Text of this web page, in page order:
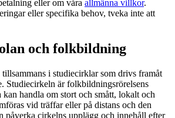
eller om våra allmänna villkor.
eller specifika behov, tveka inte att
och folkbildning
i studiecirklar som drivs framåt
Studiecirkeln är folkbildningsrörelsens
handla om stort och smått, lokalt och
vid träffar eller på distans och den
påverka cirkelns upplägg och innehåll efter